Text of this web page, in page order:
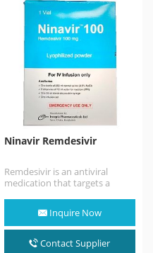
的作用。還被證明了能夠抑制活
性如腸道病毒和裂谷熱。在動物
試驗中，法匹拉韋對茲卡病毒表
現出有限的效力，但效果差於其
他抗病毒藥如MK-608。該藥還
表現出對抗狂犬病的功效，並已
被實驗性的用於治療感染狂犬病
毒的患者。 2020年2月，法匹拉
韋在中國被用於2019冠狀病毒病
的試驗性治療。3月17日，在武
漢和深圳進行的試驗中發現該藥
明該藥可有效治療該疾病。其片
及性，同時也非常有利於減輕醫
療資源負擔，非重症患者可居家
隔離自行服藥。Favipiravir在中
國一上市，即被中國國務院列為
「重要抗疫物資」， 其供應接受
中國政府統一調配。新冠以來，
Favipiravir除滿足國內診療和戰
略儲備需求外，還馳援海外30餘
Ninavir Remdesivir
Remdesivir is an antiviral
medication that targets a
Inquire Now
Contact Supplier